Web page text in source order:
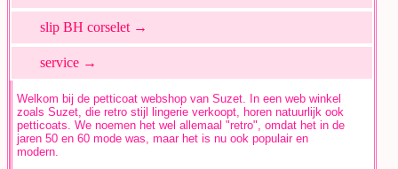
Welkom bij de petticoat webshop van Suzet. In een web winkel
zoals Suzet, die retro stijl lingerie verkoopt, horen natuurlijk ook
petticoats. We noemen het wel allemaal "retro", omdat het in de
jaren 50 en 60 mode was, maar het is nu ook populair en
modern.